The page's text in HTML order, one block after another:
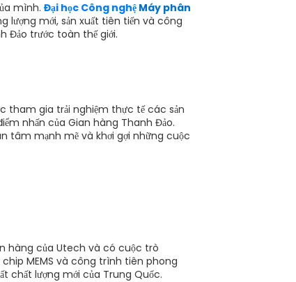
mình. Đại học Công nghệ Máy phân
lượng mới, sản xuất tiên tiến và công
Đảo trước toàn thế giới.
tham gia trải nghiệm thực tế các sản
nhấn của Gian hàng Thanh Đảo.
tâm mạnh mẽ và khơi gợi những cuộc
hàng của Utech và có cuộc trò
MEMS và công trình tiên phong
chất lượng mới của Trung Quốc.